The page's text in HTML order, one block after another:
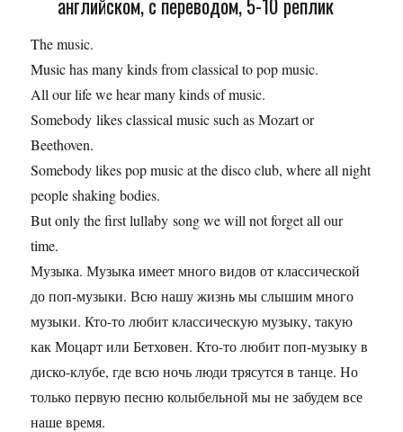
The music.
Music has many kinds from classical to pop music.
All our life we hear many kinds of music.
Somebody likes classical music such as Mozart or
Beethoven.
Somebody likes pop music at the disco club, where all night
people shaking bodies.
But only the first lullaby song we will not forget all our
time.
Музыка. Музыка имеет много видов от классической
до поп-музыки. Всю нашу жизнь мы слышим много
музыки. Кто-то любит классическую музыку, такую
как Моцарт или Бетховен. Кто-то любит поп-музыку в
диско-клубе, где всю ночь люди трясутся в танце. Но
только первую песню колыбельной мы не забудем все
наше время.